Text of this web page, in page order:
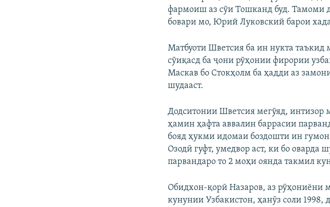
фармоиш аз сӯи Тошканд буд. Тамоми
бовари мо, Юрий Луковский барои
Матбуоти Шветсия ба ин нукта
сӯиқасд ба ҷони рӯҳонии фирории
Маскав бо Стокҳолм ба ҳадди аз
шудааст.
Додситонии Шветсия мегӯяд, интизор
ҳамин ҳафта аввалин баррасии
бояд ҳукми идомаи боздошти ин
Озодӣ гуфт, умедвор аст, ки бо оварда
парвандаро то 2 моҳи оянда такмил
Обидхон-қорӣ Назаров, аз рӯҳониёни
кунунии Узбакистон, ҳанӯз соли